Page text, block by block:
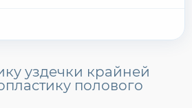
полового